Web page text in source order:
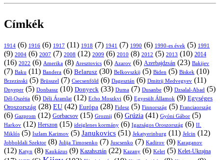
Címkék
1914 (6) 1916 (6) 1917 (11) 1918 (7) 1941 (7) 1990 (6) 1990-es évek (5) 1991
(9) 2004 (6) 2007 (7) 2008 (12) 2009 (6) 2010 (8) 2012 (5) 2013 (10) 2014
(16) 2022 (6) Amerika (8) Aresztovics (6) Azarov (6) Azerbajdzsán (23) Bakijev
(7) Baku (11) Bandera (6) Belarusz (30) Belkovszkij (5) Biden (5) Biskek (10)
Brzezinski (5) Brüsszel (7) Csecsenföld (6) Dagesztán (6) Dmitrij Medvegyev (11)
Dnyeper (5) Donbassz (10) Donyeck (33) Duma (7) Dusanbe (9) Dzsalal-Abad (5)
Dél-Oszétia (6) Déli Áramlat (12) Echo Moszkvi (6) Egyesült Államok (9) Egységes
Oroszország (28) EU (42) Európa (28) Fidesz (5) Finnország (5) Franciaország
(6) Gazprom (12) Gorbacsov (15) Groznij (6) Grúzia (41) Gyóni Gábor (5)
Harkov (12) Herszon (15) ideiglenes kormány (6) Igazságos Oroszország (6) II.
Miklós (5) Iszlam Karimov (5) Janukovics (51) Jekatyerinburg (11) Jelcin (12)
Jobboldali Szektor (8) Julija Timosenko (7) Juscsenko (7) Kadirov (9) Karaganov
(12) Katyn (8) Kaukázus (9) Kazahsztán (22) Kazany (6) Kelet (5) Kelet-Ukrajna